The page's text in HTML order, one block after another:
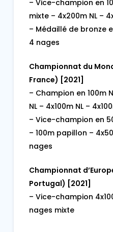
– Vice-champion en
mixte – 4x200m NL –
– Médaillé de bronze
4 nages
Championnat du
France) [2021]
– Champion en 100m
NL – 4x100m NL –
– Vice-champion en
– 100m papillon –
nages
Championnat
Portugal) [2021]
– Vice-champion
nages mixte